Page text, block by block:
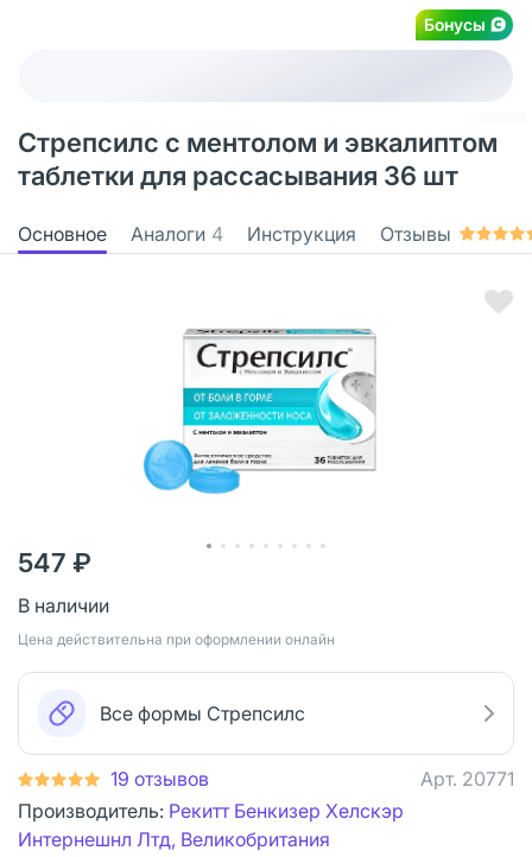
Бонусы
Стрепсилс с ментолом и эвкалиптом
таблетки для рассасывания 36 шт
Основное Аналоги 4 Инструкция Отзывы
547 ₽
В наличии
Цена действительна при оформлении онлайн
Все формы Стрепсилс
19 отзывов Арт. 20771
Производитель: Рекитт Бенкизер Хелскэр
Интернешнл Лтд, Великобритания